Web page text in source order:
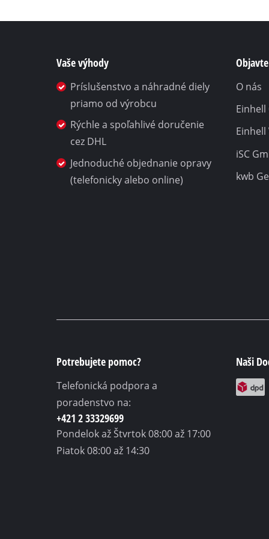
Vaše výhody
Príslušenstvo a náhradné diely
priamo od výrobcu
Rýchle a spoľahlivé doručenie
cez DHL
Jednoduché objednanie opravy
(telefonicky alebo online)
O nás
Einhell
iSC
kwb
Potrebujete pomoc?
Telefonická podpora a
poradenstvo na:
+421 2 33329699
Pondelok až Štvrtok08:00 až 17:00
Piatok08:00 až 14:30
Naši